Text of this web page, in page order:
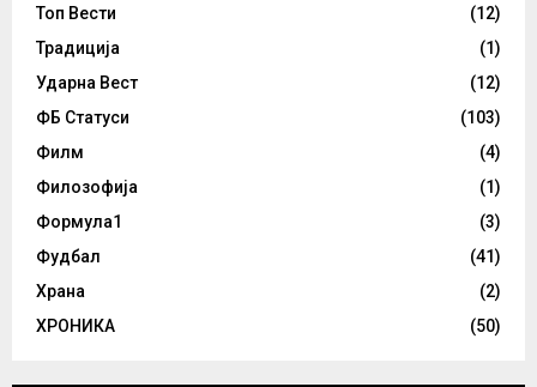
Топ Вести
(12)
Традиција
(1)
Ударна Вест
(12)
ФБ Статуси
(103)
Филм
(4)
Филозофија
(1)
Формула1
(3)
Фудбал
(41)
Храна
(2)
ХРОНИКА
(50)